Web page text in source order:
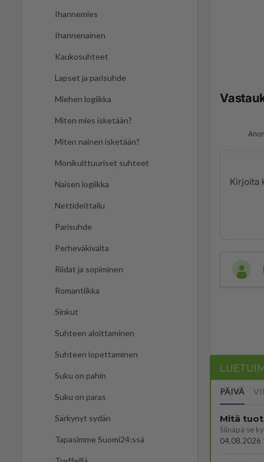
Ihannemies
Ihannenainen
Kaukosuhteet
Lapset ja parisuhde
Miehen logiikka
Miten mies isketään?
Miten nainen isketään?
Monikulttuuriset suhteet
Naisen logiikka
Nettideittailu
Parisuhde
Perheväkivalta
Riidat ja sopiminen
Romantiikka
Sinkut
Suhteen aloittaminen
Suhteen lopettaminen
Suku on pahin
Suku on paras
Särkynyt sydän
Tapasimme Suomi24:ssä
PÄIVÄ
Mitä
04.08.2026